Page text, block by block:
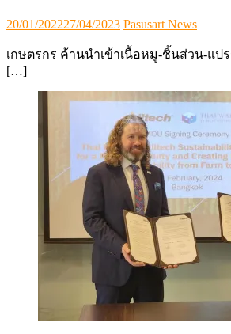
Posted
20/01/202227/04/2023 Author
Pasusart News
เกษตรกร ค้านนำเข้าเนื้อหมู-ชิ้นส่วน-แป
[…]